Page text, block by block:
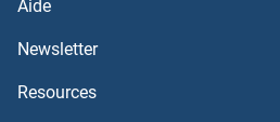
HAUS2 Anticorps
HAUS1 Anticorps
Aide
Newsletter
Resources